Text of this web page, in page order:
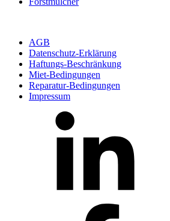
AGB
Datenschutz-Erklärung
Haftungs-Beschränkung
Miet-Bedingungen
Reparatur-Bedingungen
Impressum